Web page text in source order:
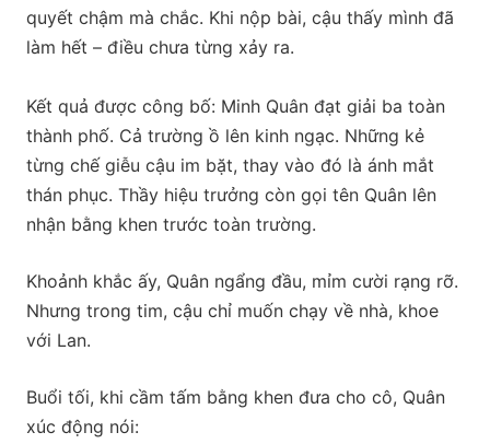
quyết chậm mà chắc. Khi nộp bài, cậu thấy mình đã
làm hết – điều chưa từng xảy ra.
Kết quả được công bố: Minh Quân đạt giải ba toàn
thành phố. Cả trường ồ lên kinh ngạc. Những kẻ
từng chế giễu cậu im bặt, thay vào đó là ánh mắt
thán phục. Thầy hiệu trưởng còn gọi tên Quân lên
nhận bằng khen trước toàn trường.
Khoảnh khắc ấy, Quân ngẩng đầu, mỉm cười rạng rỡ.
Nhưng trong tim, cậu chỉ muốn chạy về nhà, khoe
với Lan.
Buổi tối, khi cầm tấm bằng khen đưa cho cô, Quân
xúc động nói: